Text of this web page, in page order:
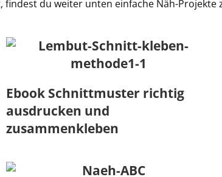
du weiter unten einfache Näh-Projekte
Ebook Schnittmuster richtig
ausdrucken und
zusammenkleben